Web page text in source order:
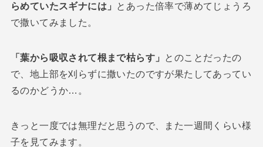
らめていたスギナには」 とあった倍率で薄めてじょうろ
で撒いてみました。
「葉から吸収されて根まで枯らす」 とのことだったの
で、地上部を刈らずに撒いたのですが果たしてあってい
るのかどうか…。
きっと一度では無理だと思うので、また一週間くらい様
子を見てみます。